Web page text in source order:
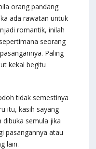
orang pandang
ada rawatan untuk
romantik, inilah
seorang
Paling
kekal begitu
tidak semestinya
itu, kasih sayang
dibuka semula jika
pasangannya atau
lain.